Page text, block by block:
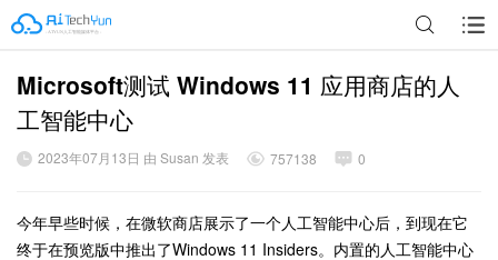
广告
Microsoft测试 Windows 11 应用商店的人
工智能中心
2023年07月13日 由 Susan 发表 757138 0
今年早些时候，在微软商店展示了一个人工智能中心后，到现在它
终于在预览版中推出了Windows 11 Insiders。内置的人工智能中心